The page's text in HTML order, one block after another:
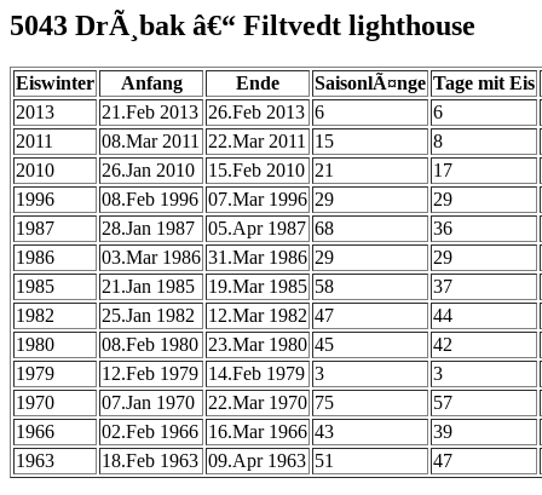
5043 DrÃ¸bak â€“ Filtvedt lighthouse
Eiswinter Anfang Ende SaisonlÃ¤nge Tage mit Eis
2013
21.Feb 2013 26.Feb 2013 6
6
2011
08.Mar 2011 22.Mar 2011 15
8
2010
26.Jan 2010 15.Feb 2010 21
17
1996
08.Feb 1996 07.Mar 1996 29
29
1987
28.Jan 1987 05.Apr 1987 68
36
1986
03.Mar 1986 31.Mar 1986 29
29
1985
21.Jan 1985 19.Mar 1985 58
37
1982
25.Jan 1982 12.Mar 1982 47
44
1980
08.Feb 1980 23.Mar 1980 45
42
1979
12.Feb 1979 14.Feb 1979 3
3
1970
07.Jan 1970 22.Mar 1970 75
57
1966
02.Feb 1966 16.Mar 1966 43
39
1963
18.Feb 1963 09.Apr 1963 51 47